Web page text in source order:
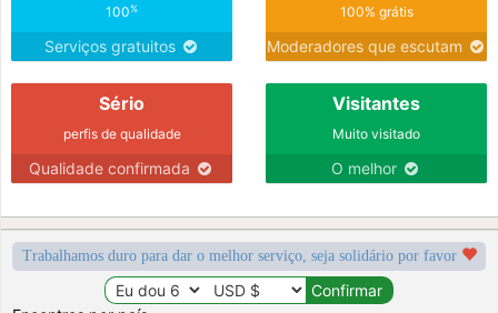
100%
Serviços gratuitos
100% grátis
Moderadores que escutam
Sério
perfis de qualidade
Qualidade confirmada
Visitantes
Muito visitado
O melhor
Trabalhamos duro para dar o melhor serviço, seja solidário por favor